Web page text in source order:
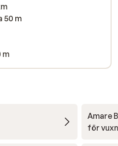
50 m
m
Amare
för